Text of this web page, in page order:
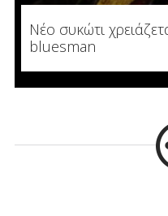
Νέο συκώτι
bluesman